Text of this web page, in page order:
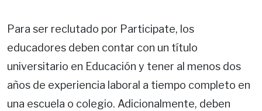
Para ser reclutado por Participate, los
educadores deben contar con un título
universitario en Educación y tener al menos dos
años de experiencia laboral a tiempo completo en
una escuela o colegio. Adicionalmente, deben